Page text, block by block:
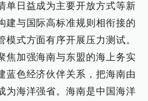
单日益成为主要开放方式等新
建与国际高标准规则相衔接的
模式方面有序开展压力测试。
焦加强海南与东盟的海上务实
蓝色经济伙伴关系，把海南由
为海洋强省。海南是中国海洋